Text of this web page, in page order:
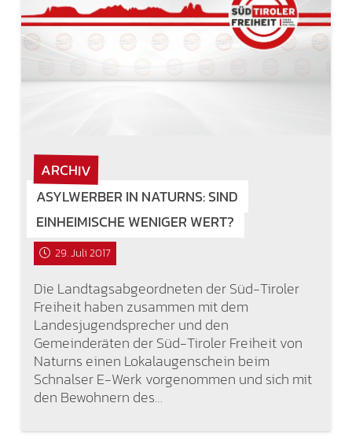
ARCHIV
ASYLWERBER IN NATURNS: SIND
EINHEIMISCHE WENIGER WERT?
29. Juli 2017
Die Landtagsabgeordneten der Süd-Tiroler
Freiheit haben zusammen mit dem
Landesjugendsprecher und den
Gemeinderäten der Süd-Tiroler Freiheit von
Naturns einen Lokalaugenschein beim
Schnalser E-Werk vorgenommen und sich mit
den Bewohnern des…